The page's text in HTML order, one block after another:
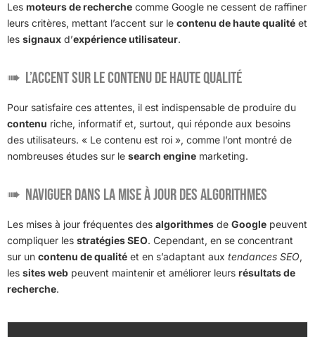
Les moteurs de recherche comme Google ne cessent de raffiner
leurs critères, mettant l’accent sur le contenu de haute qualité et
les signaux d’expérience utilisateur.
L’accent sur le contenu de haute qualité
Pour satisfaire ces attentes, il est indispensable de produire du
contenu riche, informatif et, surtout, qui réponde aux besoins
des utilisateurs. « Le contenu est roi », comme l’ont montré de
nombreuses études sur le search engine marketing.
Naviguer dans la mise à jour des algorithmes
Les mises à jour fréquentes des algorithmes de Google peuvent
compliquer les stratégies SEO. Cependant, en se concentrant
sur un contenu de qualité et en s’adaptant aux tendances SEO,
les sites web peuvent maintenir et améliorer leurs résultats de
recherche.